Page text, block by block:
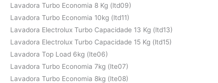
Lavadora Turbo Economia 8 Kg (ltd09)
Lavadora Turbo Economia 10kg (ltd11)
Lavadora Electrolux Turbo Capacidade 13 Kg (ltd13)
Lavadora Electrolux Turbo Capacidade 15 Kg (ltd15)
Lavadora Top Load 6kg (lte06)
Lavadora Turbo Economia 7kg (lte07)
Lavadora Turbo Economia 8kg (lte08)